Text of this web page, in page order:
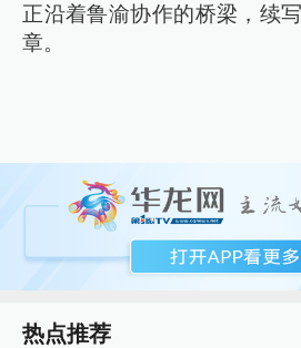
正沿着鲁渝协作的桥梁，续
章。
热点推荐